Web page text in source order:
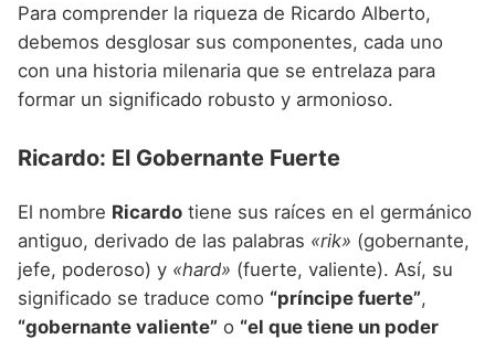
Nombres de niño que empiezan por Y
Nombres de niño que empiezan por Z
Para comprender la riqueza de Ricardo Alberto,
debemos desglosar sus componentes, cada uno
con una historia milenaria que se entrelaza para
formar un significado robusto y armonioso.
Ricardo: El Gobernante Fuerte
El nombre Ricardo tiene sus raíces en el germánico
antiguo, derivado de las palabras «rik» (gobernante,
jefe, poderoso) y «hard» (fuerte, valiente). Así, su
significado se traduce como “príncipe fuerte”,
“gobernante valiente” o “el que tiene un poder